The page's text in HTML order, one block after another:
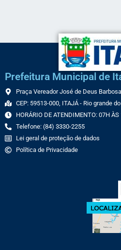
Prefeitura Municipal de
Praça Vereador José de Deus
CEP: 59513-000, ITAJÁ - Rio grande
HORÁRIO DE ATENDIMENTO: 07H ÀS
Telefone: (84) 3330-2255
Lei geral de proteção de dados
Política de Privacidade